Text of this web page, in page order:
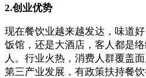
2.创业优势
现在餐饮业越来越发达，味道
饭馆，还是大酒店，客人都是
人。行业火热，消费人群覆盖
第三产业发展，有政策扶持餐